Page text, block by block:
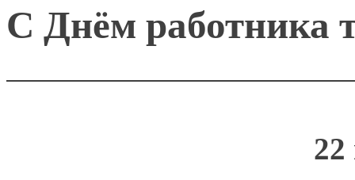
С Днём работника
22